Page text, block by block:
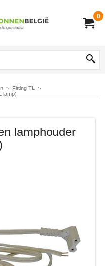
0
> Fitting TL
>
lamp)
lamphouder